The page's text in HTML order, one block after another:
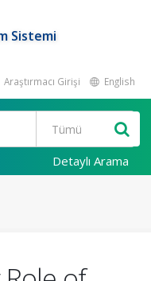
Sistemi
Araştırmacı Girişi English
Detaylı Arama